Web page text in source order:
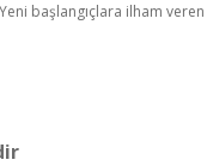
Yeni başlangıçlara ilham